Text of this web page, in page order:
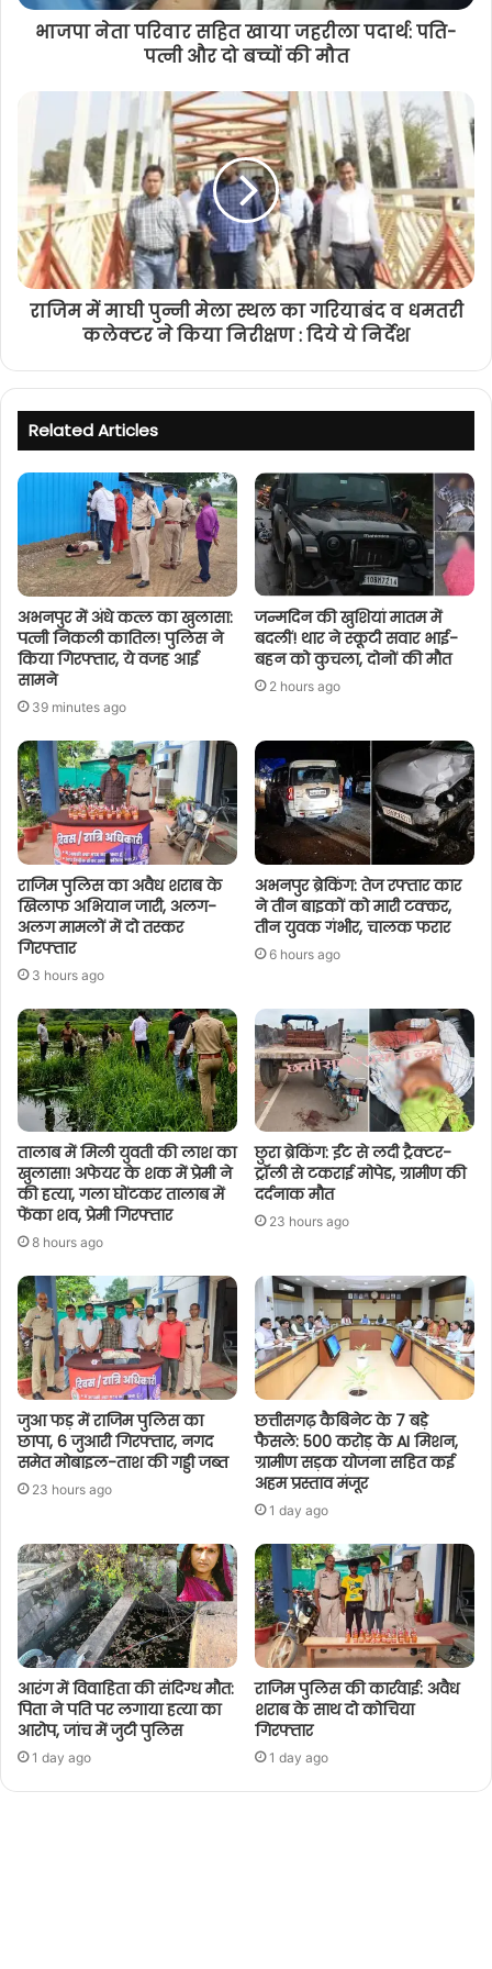
भाजपा नेता परिवार सहित खाया जहरीला पदार्थ: पति-
पत्नी और दो बच्चों की मौत
राजिम में माघी पुन्नी मेला स्थल का गरियाबंद व धमतरी
कलेक्टर ने किया निरीक्षण : दिये ये निर्देश
Related Articles
अभनपुर में अंधे कत्ल का खुलासा:
पत्नी निकली कातिल! पुलिस ने
किया गिरफ्तार, ये वजह आई
सामने
39 minutes ago
जन्मदिन की खुशियां मातम में
बदलीं! थार ने स्कूटी सवार भाई-
बहन को कुचला, दोनों की मौत
2 hours ago
राजिम पुलिस का अवैध शराब के
खिलाफ अभियान जारी, अलग-
अलग मामलों में दो तस्कर
गिरफ्तार
3 hours ago
अभनपुर ब्रेकिंग: तेज रफ्तार कार
ने तीन बाइकों को मारी टक्कर,
तीन युवक गंभीर, चालक फरार
6 hours ago
तालाब में मिली युवती की लाश का
खुलासा! अफेयर के शक में प्रेमी ने
की हत्या, गला घोंटकर तालाब में
फेंका शव, प्रेमी गिरफ्तार
8 hours ago
छुरा ब्रेकिंग: ईंट से लदी ट्रैक्टर-
ट्रॉली से टकराई मोपेड, ग्रामीण की
दर्दनाक मौत
23 hours ago
जुआ फड़ में राजिम पुलिस का
छापा, 6 जुआरी गिरफ्तार, नगद
समेत मोबाइल-ताश की गड्डी जब्त
23 hours ago
छत्तीसगढ़ कैबिनेट के 7 बड़े
फैसले: 500 करोड़ के AI मिशन,
ग्रामीण सड़क योजना सहित कई
अहम प्रस्ताव मंजूर
1 day ago
आरंग में विवाहिता की संदिग्ध मौत:
पिता ने पति पर लगाया हत्या का
आरोप, जांच में जुटी पुलिस
1 day ago
राजिम पुलिस की कार्रवाई: अवैध
शराब के साथ दो कोचिया
गिरफ्तार
1 day ago